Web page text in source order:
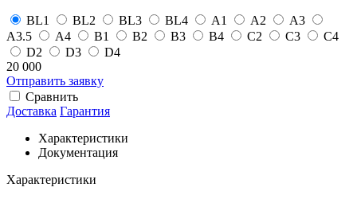
BL1 BL2 BL3 BL4 А1 А2
А3
А3.5
А4 B1 B2 B3 B4 С2 С3
С4
D2
D3
D4
20 000
Отправить заявку
Сравнить
Доставка Гарантия
Характеристики
Документация
Характеристики